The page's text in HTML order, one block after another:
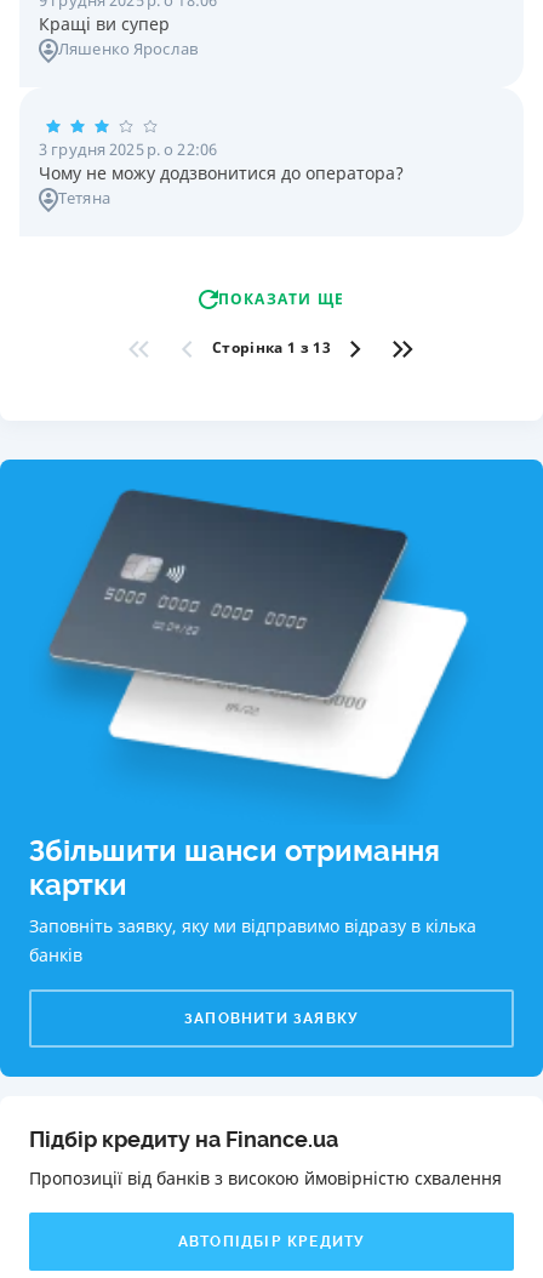
Кращі ви супер
Ляшенко Ярослав
3 грудня 2025 р. о 22:06
Чому не можу додзвонитися до оператора?
Тетяна
ПОКАЗАТИ ЩЕ
Сторінка 1 з 13
Збільшити шанси отримання
картки
Заповніть заявку, яку ми відправимо відразу в кілька
банків
ЗАПОВНИТИ ЗАЯВКУ
Підбір кредиту на Finance.ua
Пропозиції від банків з високою ймовірністю схвалення️
АВТОПІДБІР КРЕДИТУ